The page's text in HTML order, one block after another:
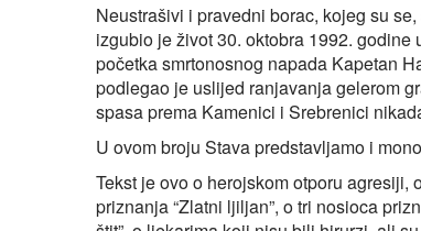
Neustrašivi i pravedni borac, kojeg su
izgubio je život 30. oktobra 1992.
početka smrtonosnog napada Kapetan
podlegao je uslijed ranjavanja gelerom
spasa prema Kamenici i Srebrenici
U ovom broju Stava predstavljamo i
Tekst je ovo o herojskom otporu
priznanja “Zlatni ljiljan”, o tri nosioca